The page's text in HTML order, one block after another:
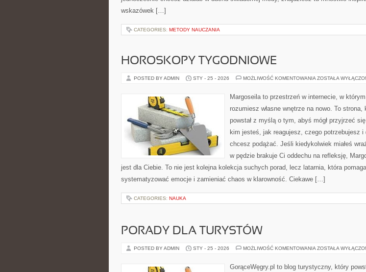
wskazówek […]
CATEGORIES: METODY NAUCZANIA
HOROSKOPY TYGODNIOWE
POSTED BY ADMIN STY - 25 - 2026 MOŻLIWOŚĆ KOMENTOWANIA HOROSKOPY
ZOSTAŁA
Margoseila to przestrzeń w internecie, w którym
rozumiesz własne wnętrze na nowo. To strona,
powstał z myślą o tym, abyś mógł przyjrzeć
kim jesteś, jak reagujesz, czego potrzebujesz i
chcesz podążać. Jeśli kiedykolwiek miałeś
w pędzie brakuje Ci oddechu na refleksję,
jest dla Ciebie. To nie jest kolejna kolekcja suchych porad, lecz latarnia, która pomaga
systematyzować emocje i zamieniać chaos w klarowność. Ciekawe […]
CATEGORIES: NAUKA
PORADY DLA TURYSTÓW
POSTED BY ADMIN STY - 25 - 2026 MOŻLIWOŚĆ KOMENTOWANIA PORADY
ZOSTAŁA
GorąceWęgry.pl to blog turystyczny, który